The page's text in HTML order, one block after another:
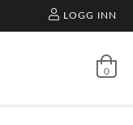
LOGG INN
0